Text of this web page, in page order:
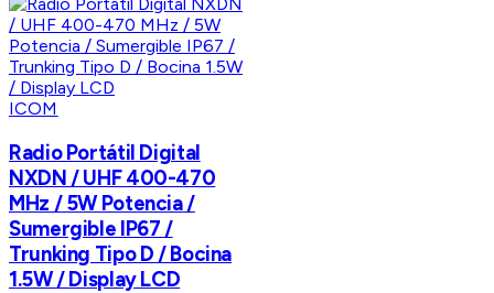
ICOM
Radio Portátil Digital
NXDN / UHF 400-470
MHz / 5W Potencia /
Sumergible IP67 /
Trunking Tipo D / Bocina
1.5W / Display LCD